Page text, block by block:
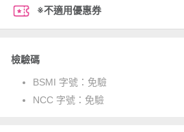
※不適用優惠券
檢驗碼
BSMI 字號： 免驗
NCC 字號： 免驗